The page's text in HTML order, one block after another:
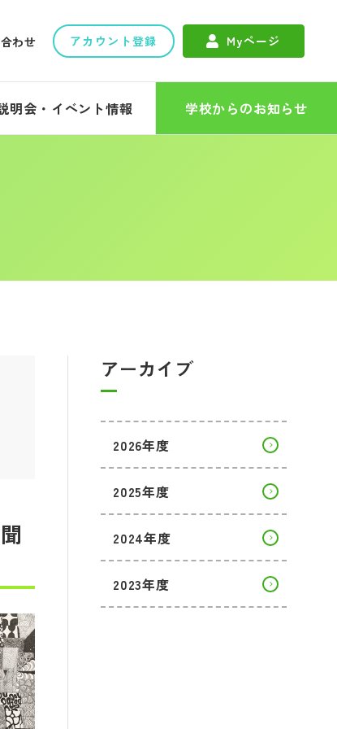
わせ アカウント登録 Myページ
明会・イベント情報 学校からのお知らせ
アーカイブ
2026年度
2025年度
2024年度
2023年度